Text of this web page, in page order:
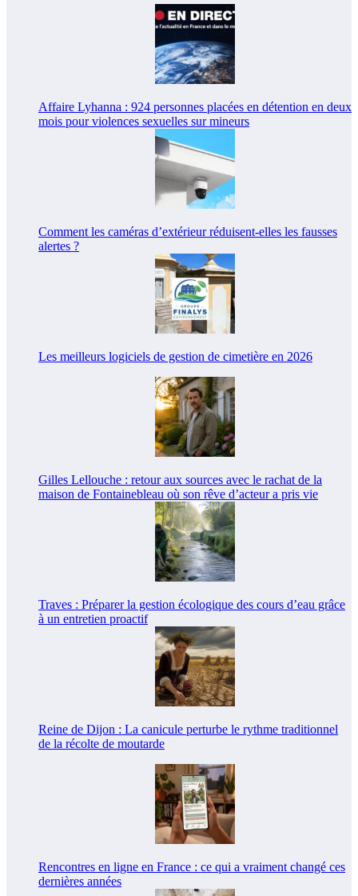
Affaire Lyhanna : 924 personnes placées en détention en deux
mois pour violences sexuelles sur mineurs
Comment les caméras d’extérieur réduisent-elles les fausses
alertes ?
Les meilleurs logiciels de gestion de cimetière en 2026
Gilles Lellouche : retour aux sources avec le rachat de la
maison de Fontainebleau où son rêve d’acteur a pris vie
Traves : Préparer la gestion écologique des cours d’eau grâce
à un entretien proactif
Reine de Dijon : La canicule perturbe le rythme traditionnel
de la récolte de moutarde
Rencontres en ligne en France : ce qui a vraiment changé ces
dernières années